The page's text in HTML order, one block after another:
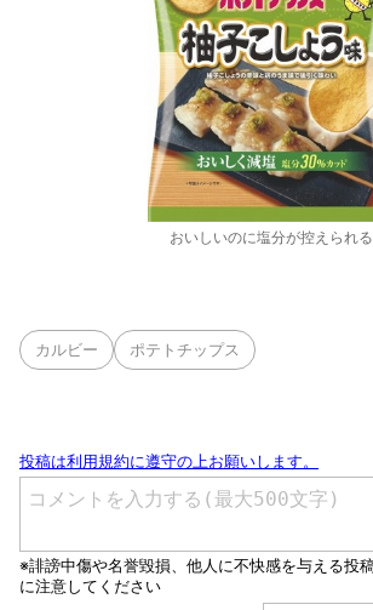
おいしいのに塩分が控えられる
カルビー ポテトチップス